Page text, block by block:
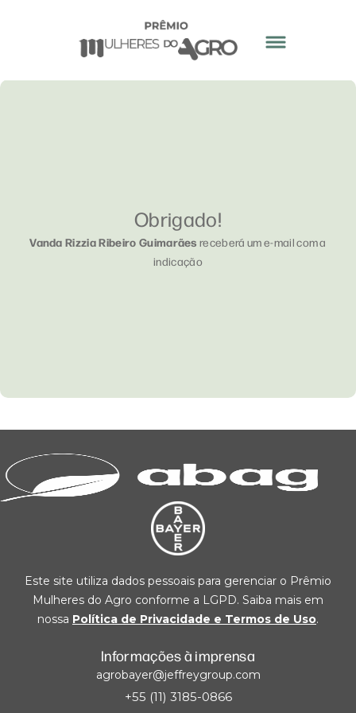
Obrigado!
Vanda Rizzia Ribeiro Guimarães receberá um e-mail com a
indicação
Este site utiliza dados pessoais para gerenciar o Prêmio
Mulheres do Agro conforme a LGPD. Saiba mais em
nossa Política de Privacidade e Termos de Uso.
Informações à imprensa
agrobayer@jeffreygroup.com
+55 (11) 3185-0866